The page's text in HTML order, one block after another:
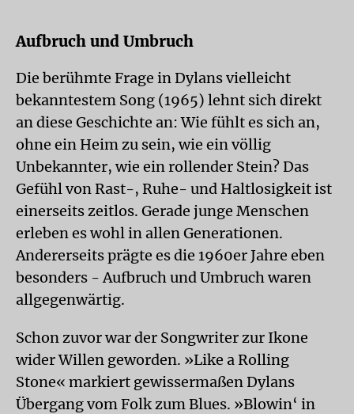
Aufbruch und Umbruch
Die berühmte Frage in Dylans vielleicht
bekanntestem Song (1965) lehnt sich direkt
an diese Geschichte an: Wie fühlt es sich an,
ohne ein Heim zu sein, wie ein völlig
Unbekannter, wie ein rollender Stein? Das
Gefühl von Rast-, Ruhe- und Haltlosigkeit ist
einerseits zeitlos. Gerade junge Menschen
erleben es wohl in allen Generationen.
Andererseits prägte es die 1960er Jahre eben
besonders - Aufbruch und Umbruch waren
allgegenwärtig.
Schon zuvor war der Songwriter zur Ikone
wider Willen geworden. »Like a Rolling
Stone« markiert gewissermaßen Dylans
Übergang vom Folk zum Blues. »Blowin‘ in